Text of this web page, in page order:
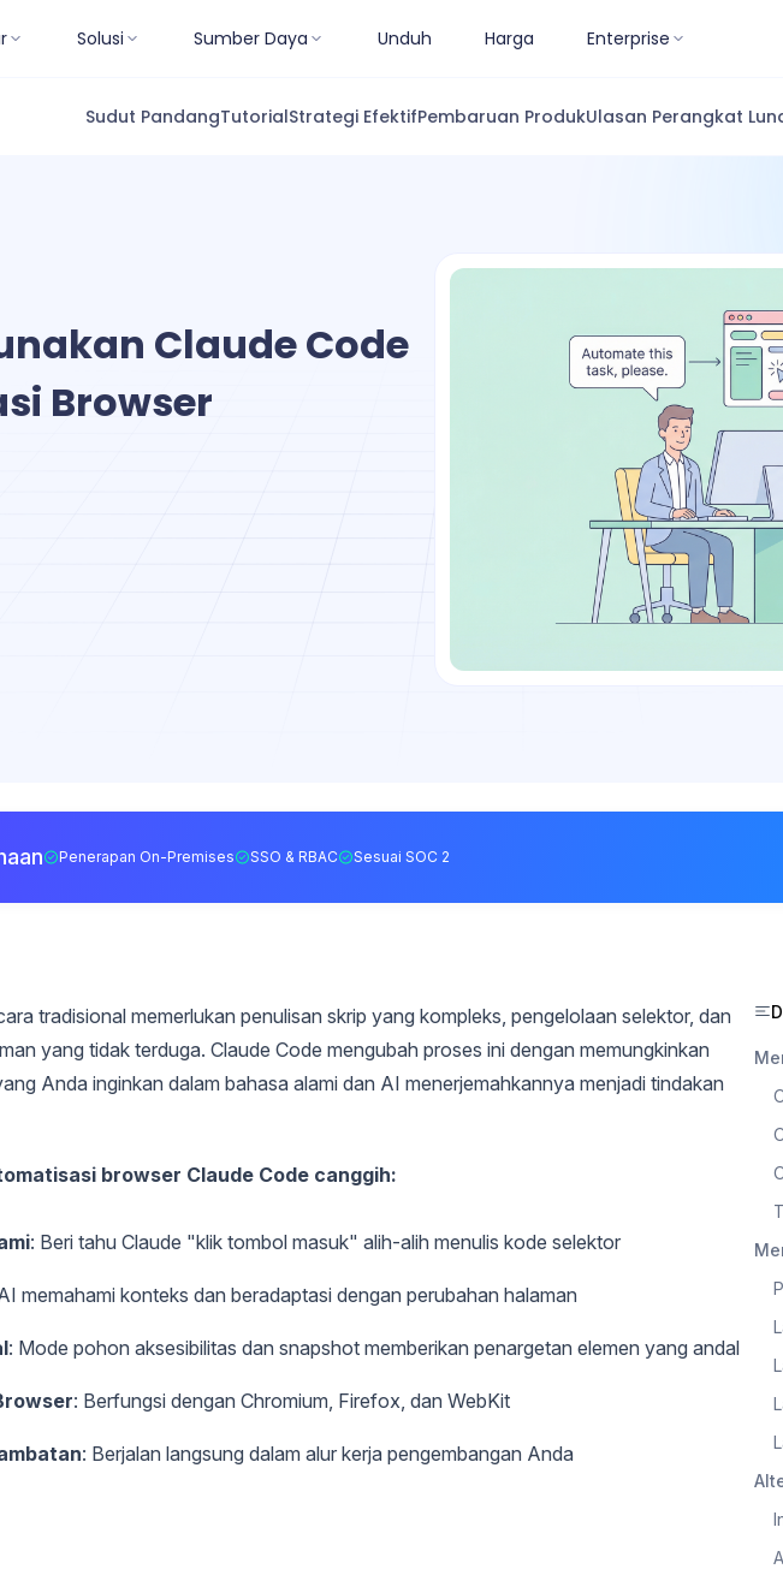
Solusi Sumber Daya Unduh Harga Enterprise
Sudut PandangTutorialStrategi EfektifPembaruan ProdukUlasan Perangkat
Claude Code
Browser
Penerapan On-Premises SSO & RBAC Sesuai SOC 2
tradisional memerlukan penulisan skrip yang kompleks, pengelolaan selektor, dan
yang tidak terduga. Claude Code mengubah proses ini dengan memungkinkan
Anda inginkan dalam bahasa alami dan AI menerjemahkannya menjadi tindakan
browser Claude Code canggih:
: Beri tahu Claude "klik tombol masuk" alih-alih menulis kode selektor
memahami konteks dan beradaptasi dengan perubahan halaman
: Mode pohon aksesibilitas dan snapshot memberikan penargetan elemen yang andal
: Berfungsi dengan Chromium, Firefox, dan WebKit
: Berjalan langsung dalam alur kerja pengembangan Anda